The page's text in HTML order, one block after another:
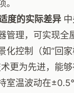
。
度的实际差异
管理，可实现全
化控制（如“回家
更为先进，能
室温波动在